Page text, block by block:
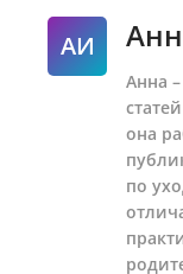
АИ
Анна
она
по